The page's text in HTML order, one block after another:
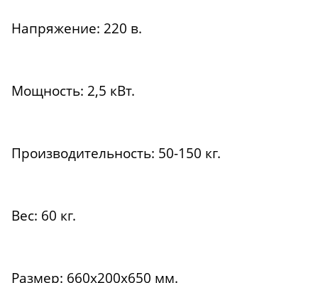
Напряжение: 220 в.
Мощность: 2,5 кВт.
Производительность: 50-150 кг.
Вес: 60 кг.
Размер: 660х200х650 мм.